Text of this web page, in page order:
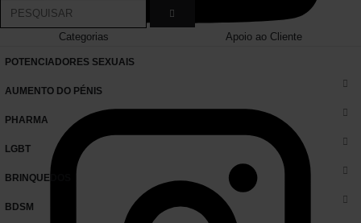
Categorias Apoio ao Cliente
POTENCIADORES SEXUAIS
AUMENTO DO PÉNIS
PHARMA
LGBT
BRINQUEDOS
BDSM